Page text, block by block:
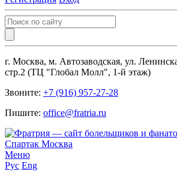
г. Москва, м. Автозаводская, ул.
стр.2 (ТЦ "Глобал Молл", 1-й этаж)
Звоните: +7 (916) 957-27-28
Пишите: office@fratria.ru
Меню
Рус Eng